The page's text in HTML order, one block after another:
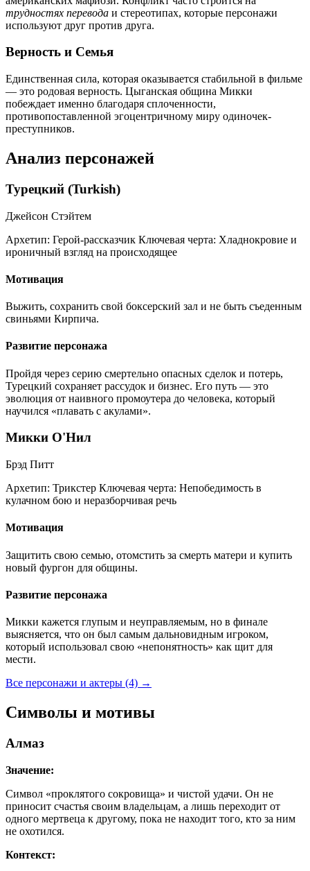
трудностях перевода и стереотипах, которые персонажи
используют друг против друга.
Верность и Семья
Единственная сила, которая оказывается стабильной в фильме
— это родовая верность. Цыганская община Микки
побеждает именно благодаря сплоченности,
противопоставленной эгоцентричному миру одиночек-
преступников.
Анализ персонажей
Турецкий (Turkish)
Джейсон Стэйтем
Архетип: Герой-рассказчик Ключевая черта: Хладнокровие и
ироничный взгляд на происходящее
Мотивация
Выжить, сохранить свой боксерский зал и не быть съеденным
свиньями Кирпича.
Развитие персонажа
Пройдя через серию смертельно опасных сделок и потерь,
Турецкий сохраняет рассудок и бизнес. Его путь — это
эволюция от наивного промоутера до человека, который
научился «плавать с акулами».
Микки О'Нил
Брэд Питт
Архетип: Трикстер Ключевая черта: Непобедимость в
кулачном бою и неразборчивая речь
Мотивация
Защитить свою семью, отомстить за смерть матери и купить
новый фургон для общины.
Развитие персонажа
Микки кажется глупым и неуправляемым, но в финале
выясняется, что он был самым дальновидным игроком,
который использовал свою «непонятность» как щит для
мести.
Все персонажи и актеры (4) →
Символы и мотивы
Алмаз
Значение:
Символ «проклятого сокровища» и чистой удачи. Он не
приносит счастья своим владельцам, а лишь переходит от
одного мертвеца к другому, пока не находит того, кто за ним
не охотился.
Контекст: